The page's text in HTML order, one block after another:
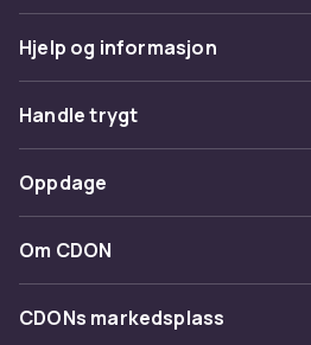
Hjelp og informasjon
Vanlige spørsmål
Spor pakke
Angre & returner her
Kontakt oss
Handle trygt
Betaling
Levering
Tilbakekallinger
Oppdage
Kategorier
Varemerker
Om CDON
Om oss
CDONs markedsplass